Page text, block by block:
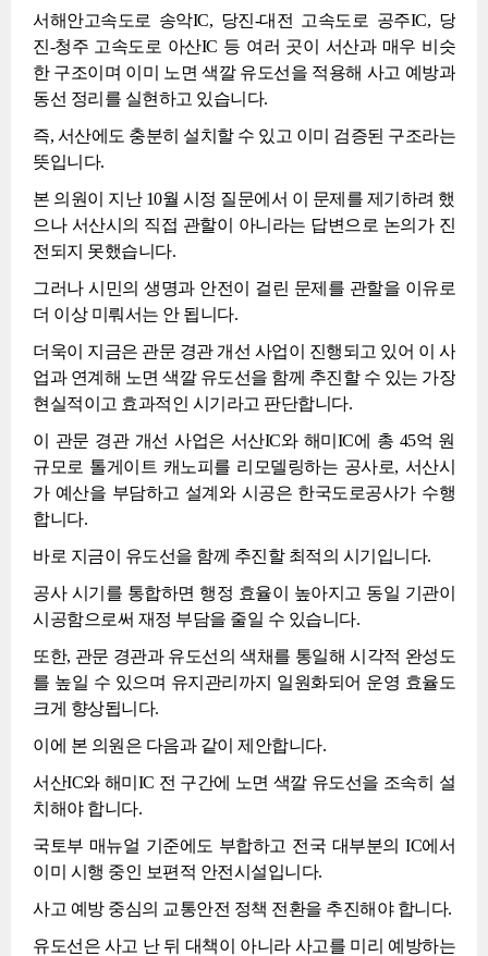
서해안고속도로 송악IC, 당진-대전 고속도로 공주IC, 당
진-청주 고속도로 아산IC 등 여러 곳이 서산과 매우 비슷
한 구조이며 이미 노면 색깔 유도선을 적용해 사고 예방과
동선 정리를 실현하고 있습니다.
즉, 서산에도 충분히 설치할 수 있고 이미 검증된 구조라는
뜻입니다.
본 의원이 지난 10월 시정 질문에서 이 문제를 제기하려 했
으나 서산시의 직접 관할이 아니라는 답변으로 논의가 진
전되지 못했습니다.
그러나 시민의 생명과 안전이 걸린 문제를 관할을 이유로
더 이상 미뤄서는 안 됩니다.
더욱이 지금은 관문 경관 개선 사업이 진행되고 있어 이 사
업과 연계해 노면 색깔 유도선을 함께 추진할 수 있는 가장
현실적이고 효과적인 시기라고 판단합니다.
이 관문 경관 개선 사업은 서산IC와 해미IC에 총 45억 원
규모로 톨게이트 캐노피를 리모델링하는 공사로, 서산시
가 예산을 부담하고 설계와 시공은 한국도로공사가 수행
합니다.
바로 지금이 유도선을 함께 추진할 최적의 시기입니다.
공사 시기를 통합하면 행정 효율이 높아지고 동일 기관이
시공함으로써 재정 부담을 줄일 수 있습니다.
또한, 관문 경관과 유도선의 색채를 통일해 시각적 완성도
를 높일 수 있으며 유지관리까지 일원화되어 운영 효율도
크게 향상됩니다.
이에 본 의원은 다음과 같이 제안합니다.
서산IC와 해미IC 전 구간에 노면 색깔 유도선을 조속히 설
치해야 합니다.
국토부 매뉴얼 기준에도 부합하고 전국 대부분의 IC에서
이미 시행 중인 보편적 안전시설입니다.
사고 예방 중심의 교통안전 정책 전환을 추진해야 합니다.
유도선은 사고 난 뒤 대책이 아니라 사고를 미리 예방하는